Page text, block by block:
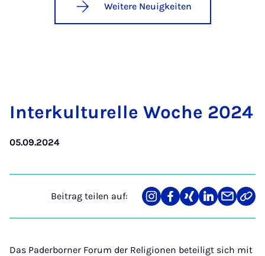
Weitere Neuigkeiten
In­ter­kul­tu­rel­le Wo­che 2024
05.09.2024
Beitrag teilen auf:
Teilen
auf
Teilen
auf
Teilen
auf
Teilen
auf
Teilen
über
Mail
Link
Das Paderborner Forum der Religionen beteiligt sich mit